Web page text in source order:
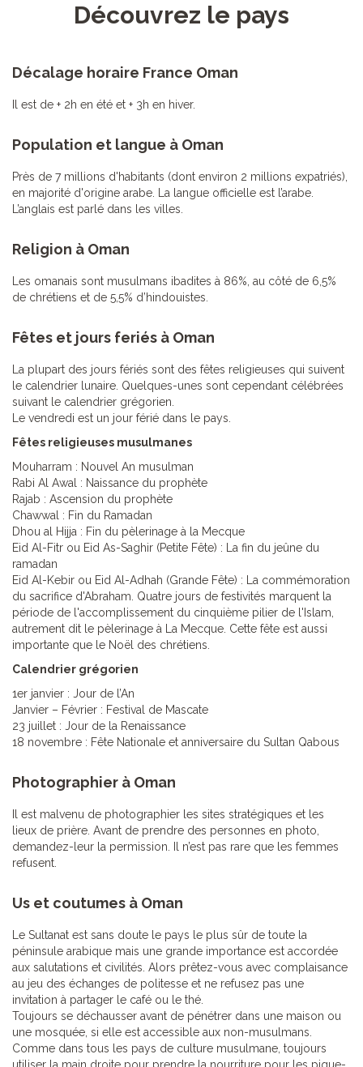
Découvrez le pays
Décalage horaire France Oman
Il est de + 2h en été et + 3h en hiver.
Population et langue à Oman
Près de 7 millions d'habitants (dont environ 2 millions expatriés),
en majorité d'origine arabe. La langue officielle est l’arabe.
L’anglais est parlé dans les villes.
Religion à Oman
Les omanais sont musulmans ibadites à 86%, au côté de 6,5%
de chrétiens et de 5,5% d’hindouistes.
Fêtes et jours feriés à Oman
La plupart des jours fériés sont des fêtes religieuses qui suivent
le calendrier lunaire. Quelques-unes sont cependant célébrées
suivant le calendrier grégorien.
Le vendredi est un jour férié dans le pays.
Fêtes religieuses musulmanes
Mouharram : Nouvel An musulman
Rabi Al Awal : Naissance du prophète
Rajab : Ascension du prophète
Chawwal : Fin du Ramadan
Dhou al Hijja : Fin du pèlerinage à la Mecque
Eid Al-Fitr ou Eid As-Saghir (Petite Fête) : La fin du jeûne du
ramadan
Eid Al-Kebir ou Eid Al-Adhah (Grande Fête) : La commémoration
du sacrifice d'Abraham. Quatre jours de festivités marquent la
période de l'accomplissement du cinquième pilier de l'Islam,
autrement dit le pèlerinage à La Mecque. Cette fête est aussi
importante que le Noël des chrétiens.
Calendrier grégorien
1er janvier : Jour de l’An
Janvier – Février : Festival de Mascate
23 juillet : Jour de la Renaissance
18 novembre : Fête Nationale et anniversaire du Sultan Qabous
Photographier à Oman
Il est malvenu de photographier les sites stratégiques et les
lieux de prière. Avant de prendre des personnes en photo,
demandez-leur la permission. Il n’est pas rare que les femmes
refusent.
Us et coutumes à Oman
Le Sultanat est sans doute le pays le plus sûr de toute la
péninsule arabique mais une grande importance est accordée
aux salutations et civilités. Alors prêtez-vous avec complaisance
au jeu des échanges de politesse et ne refusez pas une
invitation à partager le café ou le thé.
Toujours se déchausser avant de pénétrer dans une maison ou
une mosquée, si elle est accessible aux non-musulmans.
Comme dans tous les pays de culture musulmane, toujours